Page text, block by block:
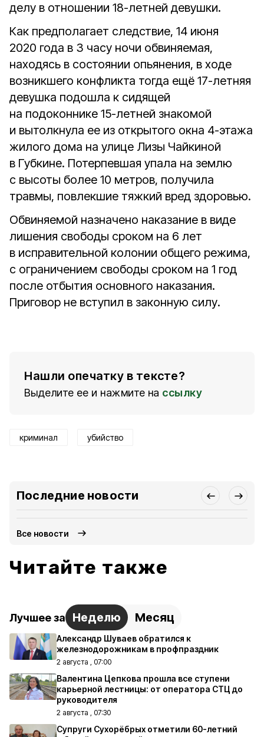
делу в отношении 18-летней девушки.
Как предполагает следствие, 14 июня
2020 года в 3 часу ночи обвиняемая,
находясь в состоянии опьянения, в ходе
возникшего конфликта тогда ещё 17-летняя
девушка подошла к сидящей
на подоконнике 15-летней знакомой
и вытолкнула ее из открытого окна 4-этажа
жилого дома на улице Лизы Чайкиной
в Губкине. Потерпевшая упала на землю
с высоты более 10 метров, получила
травмы, повлекшие тяжкий вред здоровью.
Обвиняемой назначено наказание в виде
лишения свободы сроком на 6 лет
в исправительной колонии общего режима,
с ограничением свободы сроком на 1 год
после отбытия основного наказания.
Приговор не вступил в законную силу.
Нашли опечатку в тексте?
Выделите ее и нажмите на ссылку
криминал убийство
Последние новости
Все новости
Читайте также
Лучшее за Неделю Месяц
Александр Шуваев обратился к
железнодорожникам в профпраздник
2 августа , 07:00
Валентина Цепкова прошла все ступени
карьерной лестницы: от оператора СТЦ до
руководителя
2 августа , 07:30
Супруги Сухорёбрых отметили 60-летний